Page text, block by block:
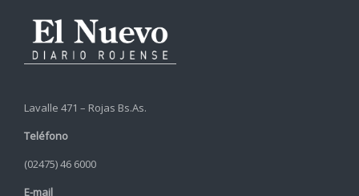
Lavalle 471 – Rojas Bs.As.
Teléfono
(02475) 46 6000
E-mail